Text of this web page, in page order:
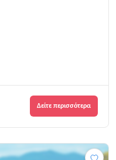
Δείτε περισσότερα